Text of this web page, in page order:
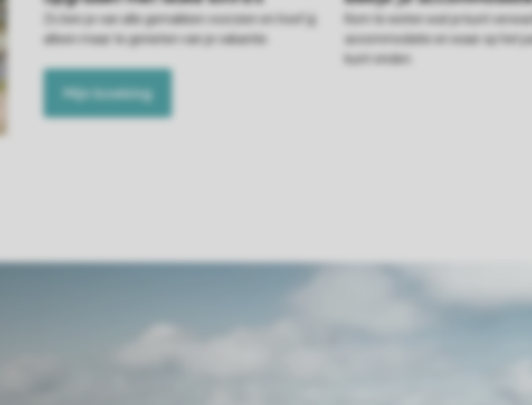
Zo ben je van alle gemakken voorzien en hoef jij
alleen maar te genieten van je vakantie.
Kom te weten wat je kunt
accommodatie en waar op het
kunt vinden.
Mijn boeking